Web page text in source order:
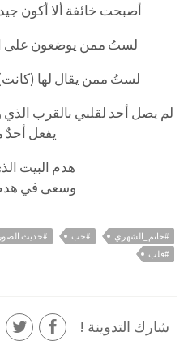
أصبحت خائفة ألا أكون
لستُ ممن يوضعون على
لستُ ممن يقال لها
لم يصل أحد لقلبي بالقرب الذي
يفعل أحدٌ
هدم البيت
وسعى في هدم
#حاتم_الشهري #حب #حديث
#قلب
شارك التدوينة !